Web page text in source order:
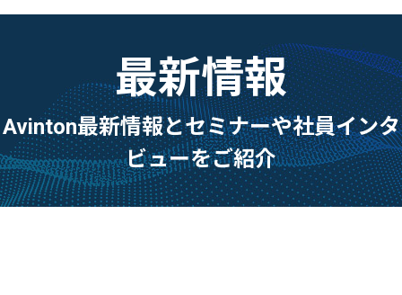
最新情報
Avinton最新情報とセミナーや社員インタ
ビューをご紹介